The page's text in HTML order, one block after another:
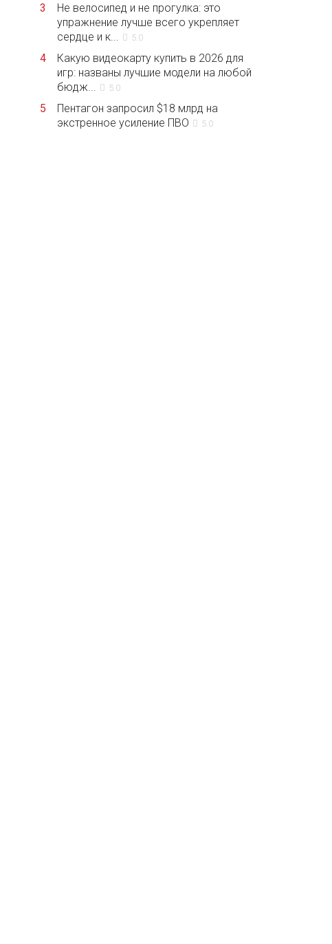
3
Не велосипед и не прогулка: это
упражнение лучше всего укрепляет
сердце и к...
5.0
4
Какую видеокарту купить в 2026 для
игр: названы лучшие модели на любой
бюдж...
5.0
5
Пентагон запросил $18 млрд на
экстренное усиление ПВО
5.0